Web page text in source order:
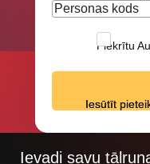
Piekrītu
Ievadi savu